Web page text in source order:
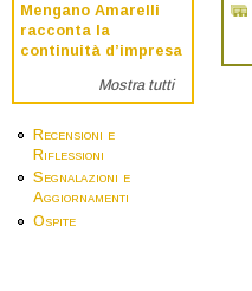
Mengano Amarelli
racconta la
continuità d’impresa
Mostra tutti
Recensioni e
Riflessioni
Segnalazioni e
Aggiornamenti
Ospite